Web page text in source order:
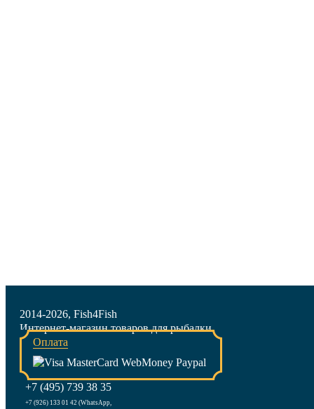
2014-2026, Fish4Fish
Интернет-магазин товаров для рыбалки
Оплата
+7 (495) 739 38 35
+7 (926) 133 01 42 (WhatsApp,